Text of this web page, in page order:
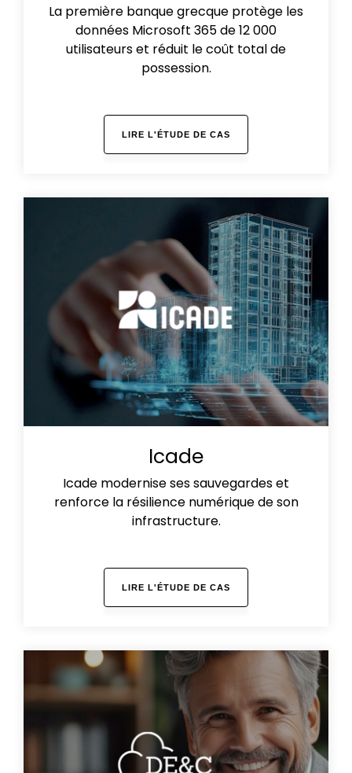
La première banque grecque protège les
données Microsoft 365 de 12 000
utilisateurs et réduit le coût total de
possession.
LIRE L'ÉTUDE DE CAS
Icade
Icade modernise ses sauvegardes et
renforce la résilience numérique de son
infrastructure.
LIRE L'ÉTUDE DE CAS